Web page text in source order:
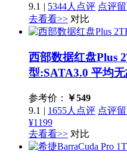
9.1 | 5344人点评 点评
去看看>> 对比
西部数据红盘Plus
型:SATA3.0 平均
参考价： ￥549
9.1 | 1655人点评 点评
¥1199
去看看>> 对比